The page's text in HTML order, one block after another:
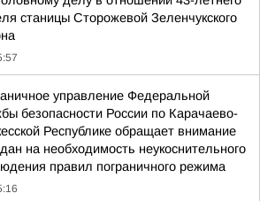
станицы Сторожевой Зеленчукского
управление Федеральной
безопасности России по Карачаево-
Республике обращает внимание
на необходимость неукоснительного
правил пограничного режима